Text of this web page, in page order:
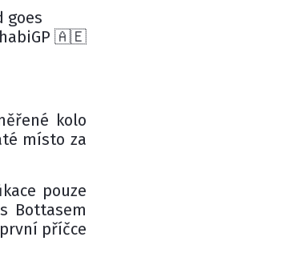
goes
🇦🇪
kolo
místo za
pouze
Bottasem
příčce